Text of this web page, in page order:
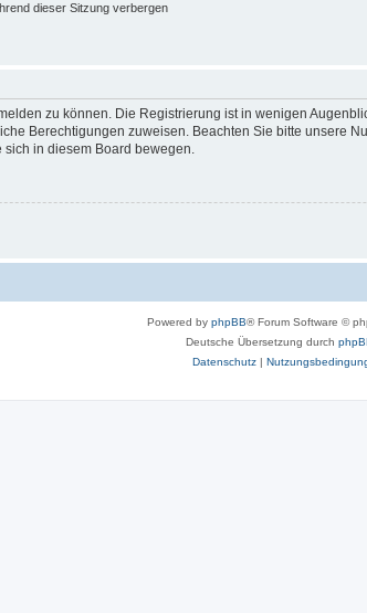
dieser Sitzung verbergen
zu können. Die Registrierung ist in wenigen
Berechtigungen zuweisen. Beachten Sie bitte unsere
in diesem Board bewegen.
Powered by phpBB® Forum Software ©
Deutsche Übersetzung durch
Datenschutz|